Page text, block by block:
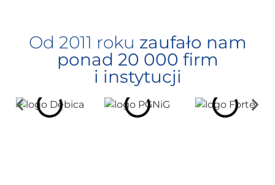
Od 2011 roku zaufało nam
ponad 20 000 firm
i instytucji